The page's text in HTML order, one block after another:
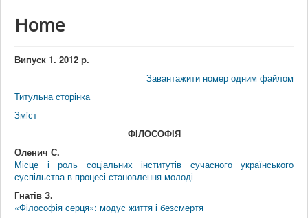
Home
Випуск 1. 2012 р.
Завантажити номер одним файлом
Титульна сторінка
Змiст
ФІЛОСОФІЯ
Оленич С.
Місце і роль соціальних інститутів сучасного українського
суспільства в процесі становлення молоді
Гнатів З.
«Філософія серця»: модус життя і безсмертя